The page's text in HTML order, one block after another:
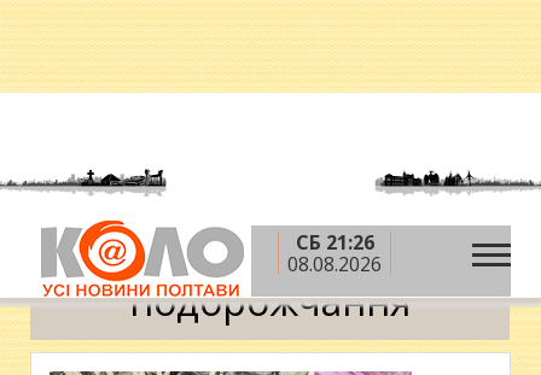
СБ 21:26
08.08.2026
Головна » подорожчання
подорожчання